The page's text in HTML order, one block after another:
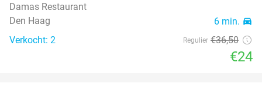
Damas Restaurant
Den Haag
6 min. directions_car
Verkocht: 2 Regulier €36,50
€24